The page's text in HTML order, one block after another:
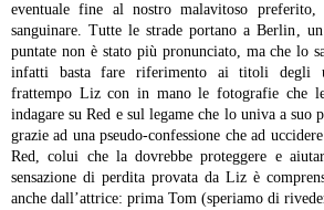
eventuale fine al nostro malavitoso
sanguinare. Tutte le strade portano a Berlin,
puntate non è stato più pronunciato, ma che lo
infatti basta fare riferimento ai titoli degli
frattempo Liz con in mano le fotografie che
indagare su Red e sul legame che lo univa a suo
grazie ad una pseudo-confessione che ad
Red, colui che la dovrebbe proteggere e
sensazione di perdita provata da Liz è
anche dall’attrice: prima Tom (speriamo di